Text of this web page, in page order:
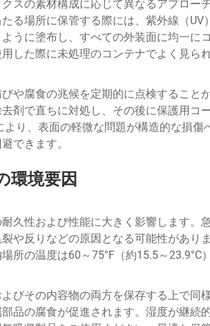
スの素材構成に応じて異なるアプロー
る場所に保管する際には、紫外線（
うに塗布し、すべての外装面に均一に
した際に未処理のコンテナでよく見ら
や腐食の兆候を定期的に点検すること
剤で直ちに対処し、その後に保護用コ
より、表面の軽微な問題が構造的な損
できます。
環境要因
久性および性能に大きく影響します。
や反りなどの原因となる可能性があり
所の温度は60～75°F（約15.5～23.9°C
びその内容物の両方を保存する上で同
品の腐食が促進されます。湿度が継続